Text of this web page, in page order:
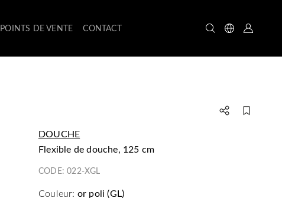
POINTS DE VENTE CONTACT
DOUCHE
flexible de douche, 125 cm
CODE:022-XGL
Couleur: or poli (GL)